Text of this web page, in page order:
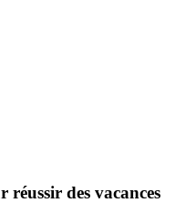
réussir des vacances